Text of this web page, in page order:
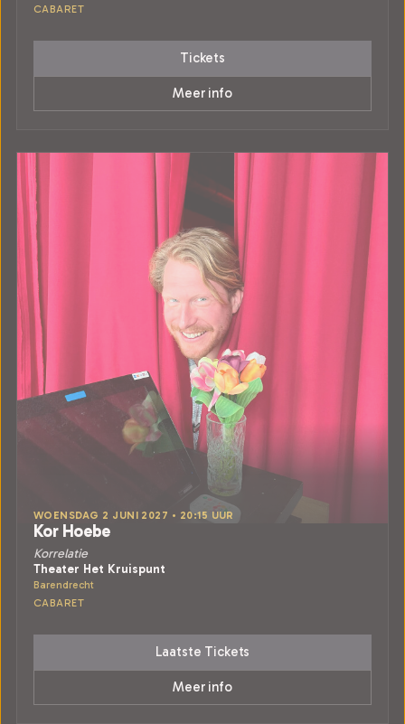
CABARET
Tickets
Meer info
WOENSDAG 2 JUNI 2027 • 20:15 UUR
Kor Hoebe
Korrelatie
Theater Het Kruispunt
Barendrecht
CABARET
Laatste Tickets
Meer info